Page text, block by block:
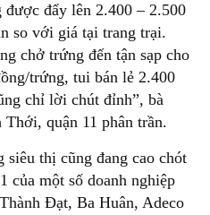
đẩy lên 2.400 – 2.500
so với giá tại trang trại.
chở trứng đến tận sạp cho
trứng, tui bán lẻ 2.400
chỉ lời chút đỉnh”, bà
quận 11 phân trần.
siêu thị cũng đang cao chót
của một số doanh nghiệp
Đạt, Ba Huân, Adeco